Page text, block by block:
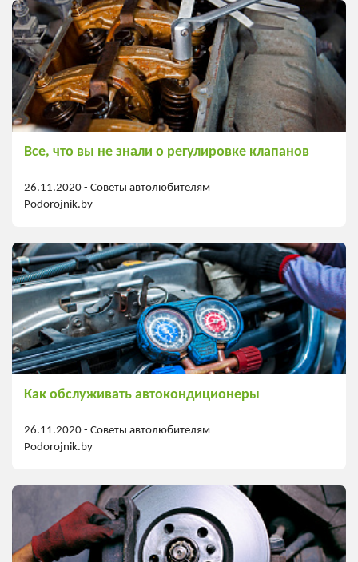
Все, что вы не знали о регулировке клапанов
26.11.2020 - Советы автолюбителям
Podorojnik.by
Как обслуживать автокондиционеры
26.11.2020 - Советы автолюбителям
Podorojnik.by